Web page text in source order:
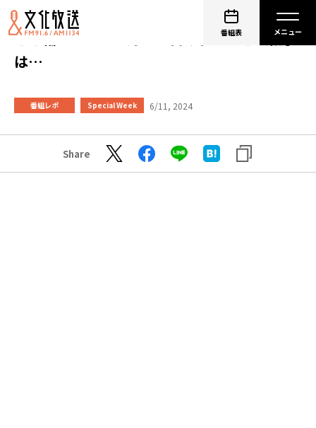
番組表
志の輔ラジオ：６月１６日のデートのお相手
は…
番組レポ Special Week 6/11, 2024
Share